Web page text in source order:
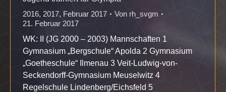
2016, 2017, Februar 2017 Von rh_svgm
21. Februar 2017
WK: II (JG 2000 – 2003) Mannschaften 1
Gymnasium „Bergschule“ Apolda 2 Gymnasium
„Goetheschule“ Ilmenau 3 Veit-Ludwig-von-
Seckendorff-Gymnasium Meuselwitz 4
Regelschule Lindenberg/Eichsfeld 5